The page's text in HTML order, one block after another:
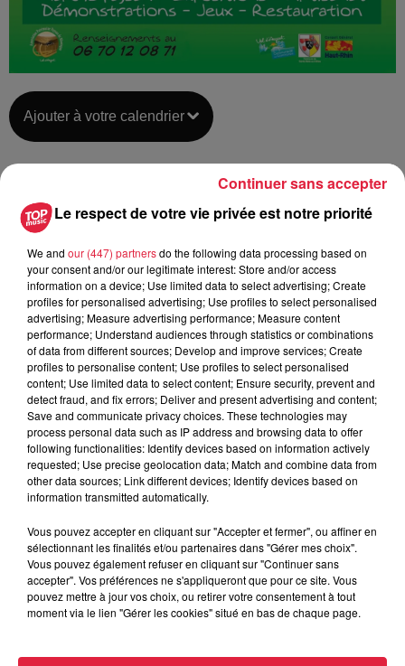
Ajouter à votre calendrier
4 août 2019 à 0h00
au4 août 2019 à 0h00
Lieu
Villa Burrus - STE CROIX AUX MINES
(68)
Organisateur
Cécile SCHWEITZER
0675950919
cecileschweitzer@yahoo.fr
Comme chaque année l'association Patrimoine Paysan de
Montagne organise sa fête paysanne dans le Val d'Argent.
paysan et des agriculteurs de la vallée sera ponctuée
Le respect de votre vie privée est notre priorité
We and our (447) partnersdo the following data processing based on
your consent and/or our legitimate interest: Store and/or access
information on a device; Use limited data to select advertising; Create
profiles for personalised advertising; Use profiles to select personalised
advertising; Measure advertising performance; Measure content
performance; Understand audiences through statistics or combinations
of data from different sources; Develop and improve services; Create
profiles to personalise content; Use profiles to select personalised
content; Use limited data to select content; Ensure security, prevent and
detect fraud, and fix errors; Deliver and present advertising and content;
Save and communicate privacy choices. These technologies may
process personal data such as IP address and browsing data to offer
following functionalities: Identify devices based on information actively
requested; Use precise geolocation data; Match and combine data from
other data sources; Link different devices; Identify devices based on
information transmitted automatically.
Vous pouvez accepter en cliquant sur "Accepter et fermer", ou affiner en
sélectionnant les finalités et/ou partenaires dans "Gérer mes choix".
Vous pouvez également refuser en cliquant sur "Continuer sans
accepter". Vos préférences ne s'appliqueront que pour ce site. Vous
pouvez mettre à jour vos choix, ou retirer votre consentement à tout
moment via le lien "Gérer les cookies" situé en bas de chaque page.
Continuer sans accepter